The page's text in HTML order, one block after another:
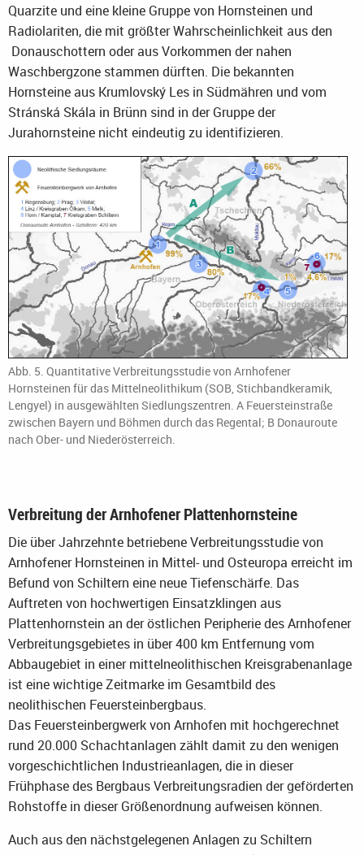
Quarzite und eine kleine Gruppe von Hornsteinen und
Radiolariten, die mit größter Wahrscheinlichkeit aus den
Donauschottern oder aus Vorkommen der nahen
Waschbergzone stammen dürften. Die bekannten
Hornsteine aus Krumlovský Les in Südmähren und vom
Stránská Skála in Brünn sind in der Gruppe der
Jurahornsteine nicht eindeutig zu identifizieren.
Abb. 5. Quantitative Verbreitungsstudie von Arnhofener
Hornsteinen für das Mittelneolithikum (SOB, Stichbandkeramik,
Lengyel) in ausgewählten Siedlungszentren. A Feuersteinstraße
zwischen Bayern und Böhmen durch das Regental; B Donauroute
nach Ober- und Niederösterreich.
Verbreitung der Arnhofener Plattenhornsteine
Die über Jahrzehnte betriebene Verbreitungsstudie von
Arnhofener Hornsteinen in Mittel- und Osteuropa erreicht im
Befund von Schiltern eine neue Tiefenschärfe. Das
Auftreten von hochwertigen Einsatzklingen aus
Plattenhornstein an der östlichen Peripherie des Arnhofener
Verbreitungsgebietes in über 400 km Entfernung vom
Abbaugebiet in einer mittelneolithischen Kreisgrabenanlage
ist eine wichtige Zeitmarke im Gesamtbild des
neolithischen Feuersteinbergbaus.
Das Feuersteinbergwerk von Arnhofen mit hochgerechnet
rund 20.000 Schachtanlagen zählt damit zu den wenigen
vorgeschichtlichen Industrieanlagen, die in dieser
Frühphase des Bergbaus Verbreitungsradien der geförderten
Rohstoffe in dieser Größenordnung aufweisen können.
Auch aus den nächstgelegenen Anlagen zu Schiltern